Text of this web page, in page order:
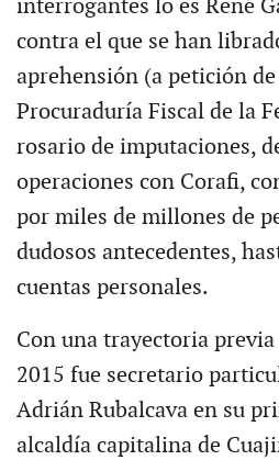
interrogantes lo es René
contra el que se han
aprehensión (a petición
Procuraduría Fiscal de la
rosario de imputaciones,
operaciones con Corafi,
por miles de millones de
dudosos antecedentes,
cuentas personales.
Con una trayectoria
2015 fue secretario
Adrián Rubalcava en su
alcaldía capitalina de